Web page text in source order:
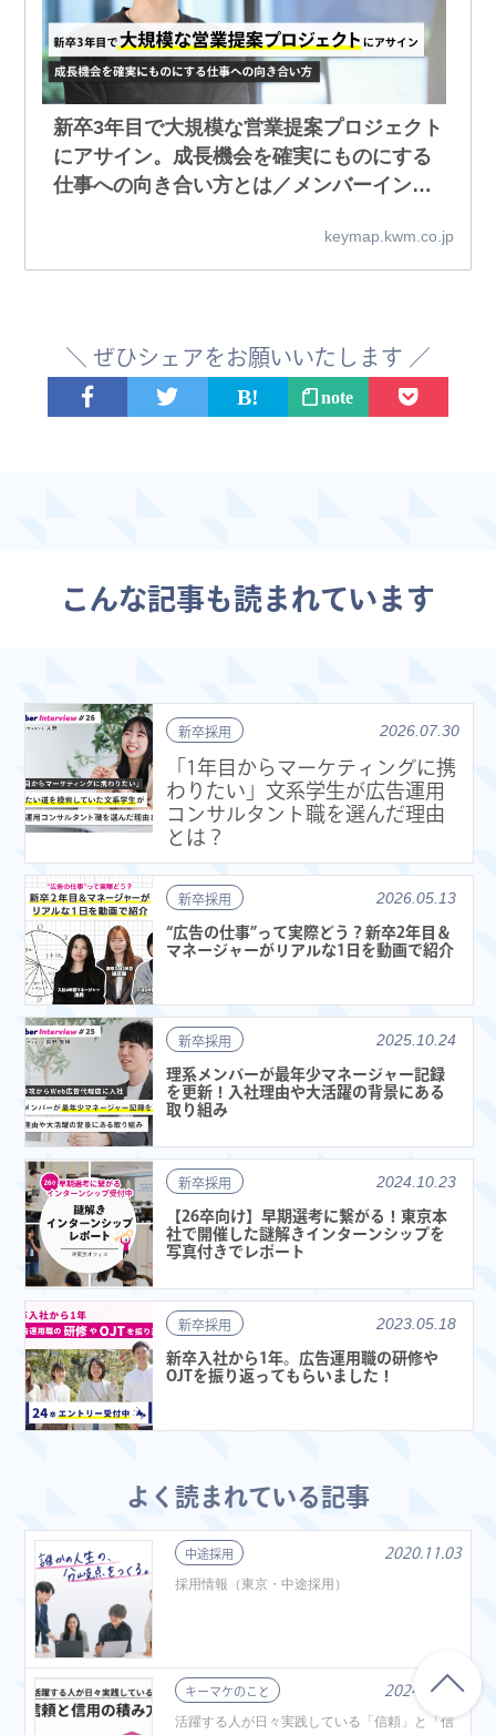
新卒3年目で大規模な営業提案プロジェクト
にアサイン。成長機会を確実にものにする
仕事への向き合い方とは／メンバーインタ
keymap.kwm.co.jp
＼ ぜひシェアをお願いいたします ／
note
こんな記事も読まれています
新卒採用 2026.07.30
「1年目からマーケティングに携
わりたい」文系学生が広告運用
コンサルタント職を選んだ理由
とは？
新卒採用 2026.05.13
“広告の仕事”って実際どう？新卒2年目＆
マネージャーがリアルな1日を動画で紹介
新卒採用 2025.10.24
理系メンバーが最年少マネージャー記録
を更新！入社理由や大活躍の背景にある
取り組み
新卒採用 2024.10.23
【26卒向け】早期選考に繋がる！東京本
社で開催した謎解きインターンシップを
写真付きでレポート
新卒採用 2023.05.18
新卒入社から1年。広告運用職の研修や
OJTを振り返ってもらいました！
よく読まれている記事
中途採用
2020.11.03
採用情報（東京・中途採用）
キーマケのこと
2024.10.18
活躍する人が日々実践している「信頼」と「信